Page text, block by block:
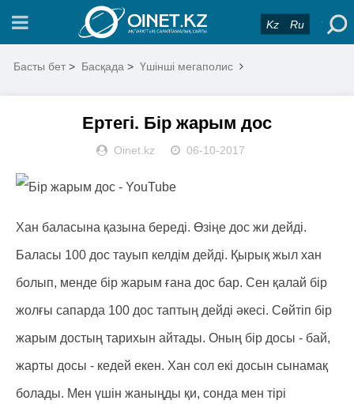
Kz Ru
Басты бет > Басқада > Үшінші мегаполис
Ертегі. Бір жарым дос
Oinet.kz 06-10-2017
Хан баласына қазына береді. Өзіңе дос жи дейді.
Баласы 100 дос тауып келдім дейді. Қырық жыл хан
болып, менде бір жарым ғана дос бар. Сен қалай бір
жолғы сапарда 100 дос таптың дейді әкесі. Сөйтіп бір
жарым достың тарихын айтады. Оның бір досы - бай,
жарты досы - кедей екен. Хан сол екі досын сынамақ
болады. Мен үшін жаныңды қи, сонда мен тірі